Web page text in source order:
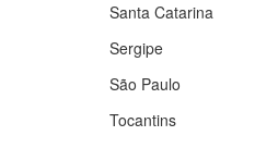
Santa Catarina
Sergipe
São Paulo
Tocantins